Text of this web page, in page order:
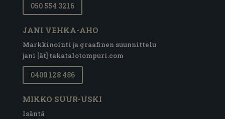
050 554 3216
JANI VEHKA-AHO
Markkinointi ja graafinen suunnittelu
jani [ät] takatalotompuri.com
0400 128 486
MIKKO SUUR-USKI
Isäntä